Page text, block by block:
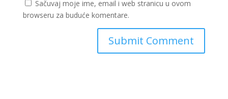
Sačuvaj moje ime, email i web stranicu u ovom
browseru za buduće komentare.